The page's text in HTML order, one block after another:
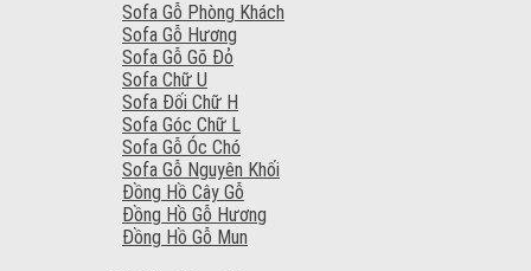
Sofa Gỗ Phòng Khách
Sofa Gỗ Hương
Sofa Gỗ Gõ Đỏ
Sofa Chữ U
Sofa Đối Chữ H
Sofa Góc Chữ L
Sofa Gỗ Óc Chó
Sofa Gỗ Nguyên Khối
Đồng Hồ Cây Gỗ
Đồng Hồ Gỗ Hương
Đồng Hồ Gỗ Mun